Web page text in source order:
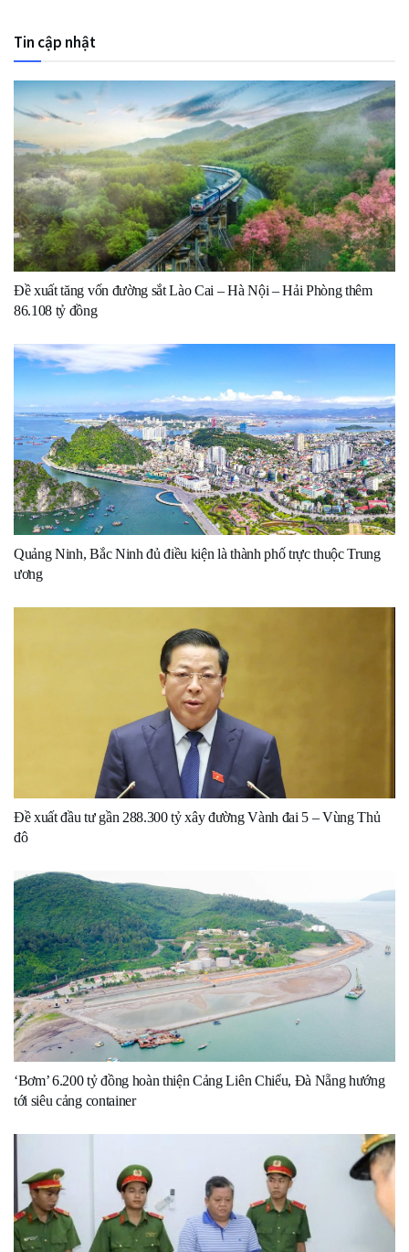
Tin cập nhật
Đề xuất tăng vốn đường sắt Lào Cai – Hà Nội – Hải Phòng thêm
86.108 tỷ đồng
Quảng Ninh, Bắc Ninh đủ điều kiện là thành phố trực thuộc Trung
ương
Đề xuất đầu tư gần 288.300 tỷ xây đường Vành đai 5 – Vùng Thủ
đô
‘Bơm’ 6.200 tỷ đồng hoàn thiện Cảng Liên Chiểu, Đà Nẵng hướng
tới siêu cảng container